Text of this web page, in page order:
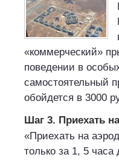
«коммерческий»
поведении в
самостоятельный
обойдется в 3000
Шаг 3. Приехать
«Приехать на
только за 1, 5 часа